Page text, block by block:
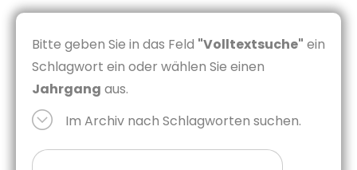
Bitte geben Sie in das Feld "Volltextsuche" ein
Schlagwort ein oder wählen Sie einen
Jahrgang aus.
Im Archiv nach Schlagworten suchen.